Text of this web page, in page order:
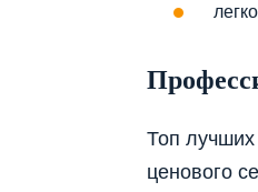
Топ лучших
ценового